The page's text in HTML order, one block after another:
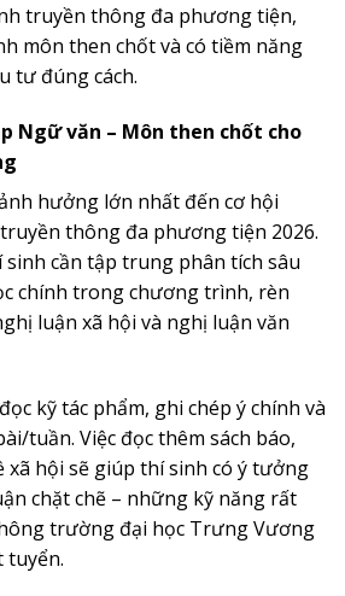
truyền thông đa phương tiện,
môn then chốt và có tiềm năng
tư đúng cách.
Ngữ văn – Môn then chốt cho
hưởng lớn nhất đến cơ hội
thông đa phương tiện 2026.
cần tập trung phân tích sâu
chính trong chương trình, rèn
luận xã hội và nghị luận văn
kỹ tác phẩm, ghi chép ý chính và
tuần. Việc đọc thêm sách báo,
xã hội sẽ giúp thí sinh có ý tưởng
chặt chẽ – những kỹ năng rất
trường đại học Trưng Vương
tuyển.